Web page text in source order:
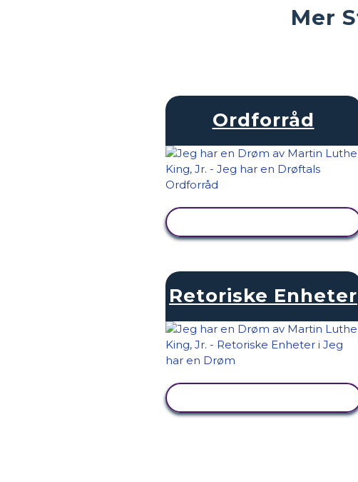
Mer
Ordforråd
Retoriske Enheter